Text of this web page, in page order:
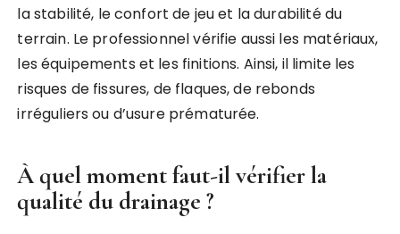
la stabilité, le confort de jeu et la durabilité du
terrain. Le professionnel vérifie aussi les matériaux,
les équipements et les finitions. Ainsi, il limite les
risques de fissures, de flaques, de rebonds
irréguliers ou d’usure prématurée.
À quel moment faut-il vérifier la
qualité du drainage ?